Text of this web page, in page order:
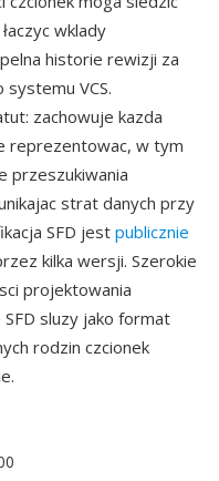
wklady
historie rewizji za
VCS.
zachowuje kazda
reprezentowac, w tym
przeszukiwania
strat danych przy
SFD jest publicznie
kilka wersji. Szerokie
projektowania
sluzy jako format
rodzin czcionek